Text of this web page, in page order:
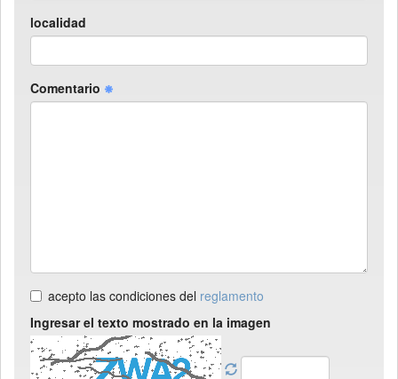
localidad
Comentario
acepto las condiciones del reglamento
Ingresar el texto mostrado en la imagen